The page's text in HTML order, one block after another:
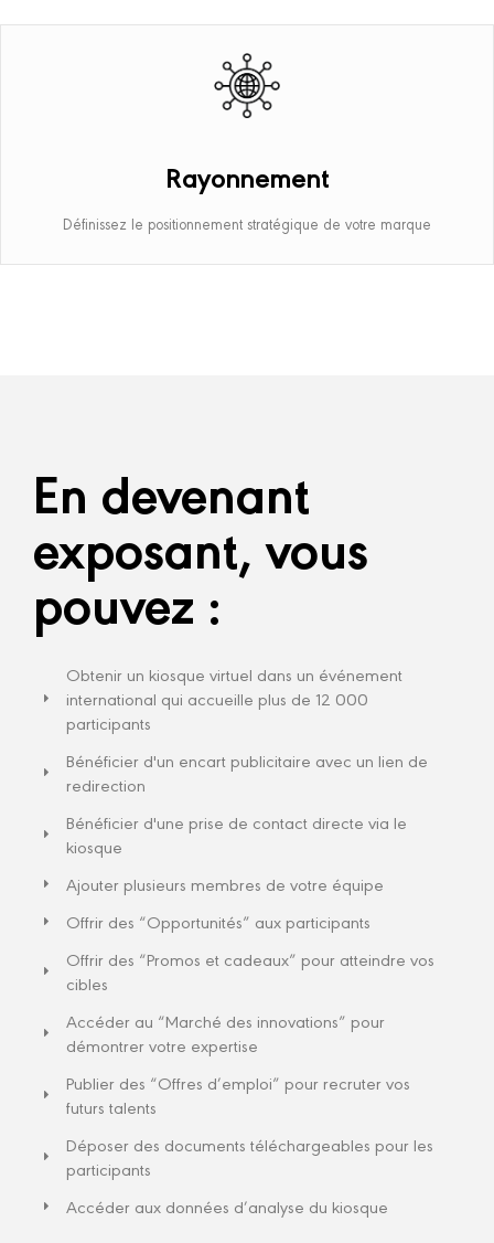
Rayonnement
Définissez le positionnement stratégique de votre marque
En devenant
exposant, vous
pouvez :
Obtenir un kiosque virtuel dans un événement
international qui accueille plus de 12 000
participants​
Bénéficier d'un encart publicitaire avec un lien de
redirection
Bénéficier d'une prise de contact directe via le
kiosque
Ajouter plusieurs membres de votre équipe
Offrir des “Opportunités” aux participants
Offrir des “Promos et cadeaux” pour atteindre vos
cibles
Accéder au “Marché des innovations” pour
démontrer votre expertise
Publier des “Offres d’emploi” pour recruter vos
futurs talents
Déposer des documents téléchargeables pour les
participants
Accéder aux données d’analyse du kiosque